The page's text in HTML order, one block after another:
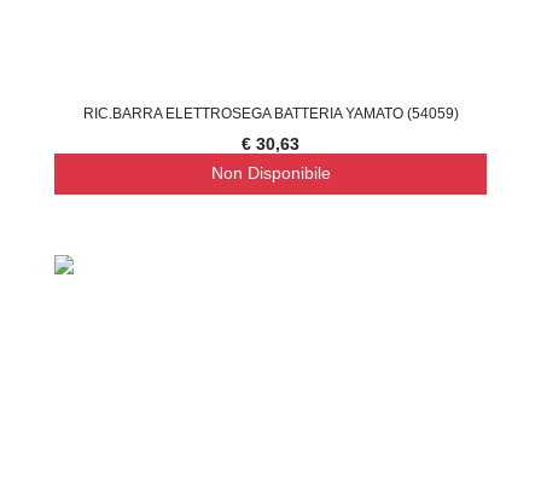
RIC.BARRA ELETTROSEGA BATTERIA YAMATO (54059)
€ 30,63
Non Disponibile